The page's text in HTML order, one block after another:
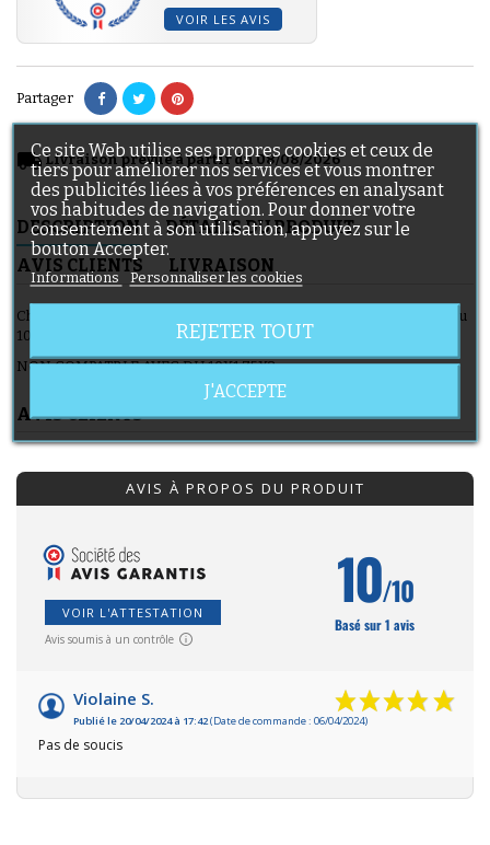
VOIR LES AVIS
Partager
local_shippingLivraison prévue à partir du 08/08/2026
DESCRIPTION
DÉTAILS DU PRODUIT
AVIS CLIENTS
LIVRAISON
Chambre à air 10x1 1/4 pour poussette Britax B-MOTION pour pneu
10x1.75
NON COMPATBLE AVEC DU 10X1.75X2
AVIS CLIENTS
AVIS À PROPOS DU PRODUIT
VOIR L'ATTESTATION
Avis soumis à un contrôle
10/10
Basé sur 1 avis
Violaine S.
Publié le 20/04/2024 à 17:42(Date de commande : 06/04/2024)
Pas de soucis
Ce site Web utilise ses propres cookies et ceux de
tiers pour améliorer nos services et vous montrer
des publicités liées à vos préférences en analysant
vos habitudes de navigation. Pour donner votre
consentement à son utilisation, appuyez sur le
bouton Accepter.
Informations Personnaliser les cookies
REJETER TOUT
J'ACCEPTE